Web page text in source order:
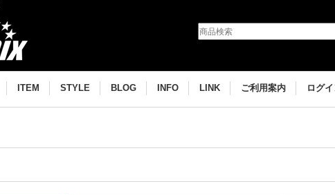
ITEM STYLE BLOG INFO LINK ご利用案内 ログ